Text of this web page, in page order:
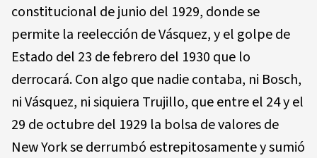
constitucional de junio del 1929, donde se
permite la reelección de Vásquez, y el golpe de
Estado del 23 de febrero del 1930 que lo
derrocará. Con algo que nadie contaba, ni Bosch,
ni Vásquez, ni siquiera Trujillo, que entre el 24 y el
29 de octubre del 1929 la bolsa de valores de
New York se derrumbó estrepitosamente y sumió